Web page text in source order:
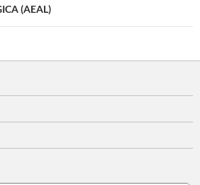
(AEAL)